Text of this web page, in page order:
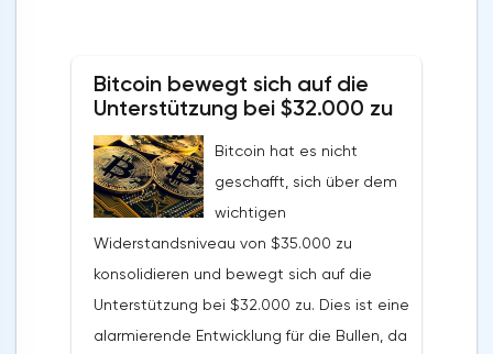
Bitcoin bewegt sich auf die
Unterstützung bei $32.000 zu
Bitcoin hat es nicht
geschafft, sich über dem
wichtigen
Widerstandsniveau von $35.000 zu
konsolidieren und bewegt sich auf die
Unterstützung bei $32.000 zu. Dies ist eine
alarmierende Entwicklung für die Bullen, da